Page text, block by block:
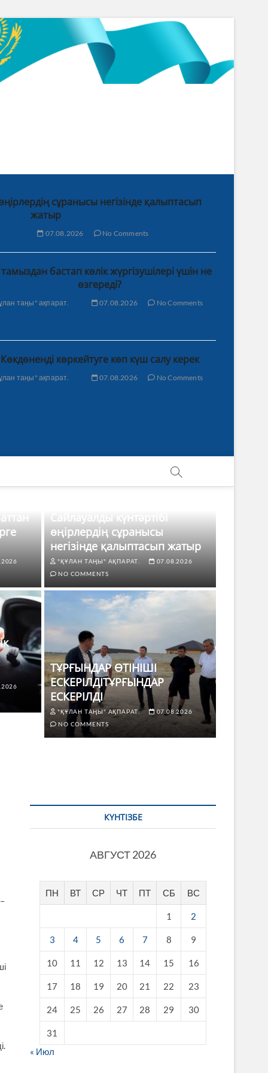
сұранысы негізінде қалыптасып
жатыр
07.08.2026 No Comments
бастап көлік жүргізушілері үшін не
өзгереді?
таңы" ақпарат. 07.08.2026 No Comments
Көкдөненді көркейтуге көп күш салу керек
таңы" ақпарат. 07.08.2026 No Comments
жүргізушілері үшін не
NO COMMENTS
Сайлауалды күнтәртібі
өңірлердің сұранысы
негізінде қалыптасып жатыр
"ҚҰЛАН ТАҢЫ" АҚПАРАТ.
07.08.2026
NO COMMENTS
ТҰРҒЫНДАР ӨТІНІШІ
ЕСКЕРІЛДІТҰРҒЫНДАР
ЕСКЕРІЛДІ
"ҚҰЛАН ТАҢЫ" АҚПАРАТ.
07.08.2026
NO COMMENTS
КҮНТІЗБЕ
АВГУСТ 2026
ПН ВТ СР ЧТ ПТ СБ ВС
1 2
3 4 5 6 7 8 9
10 11 12 13 14 15 16
17 18 19 20 21 22 23
24 25 26 27 28 29 30
31
« Июл